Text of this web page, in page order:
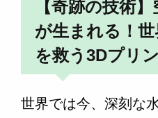
【奇跡の技術
が生まれる！
を救う3Dプリ
世界では今、深刻な